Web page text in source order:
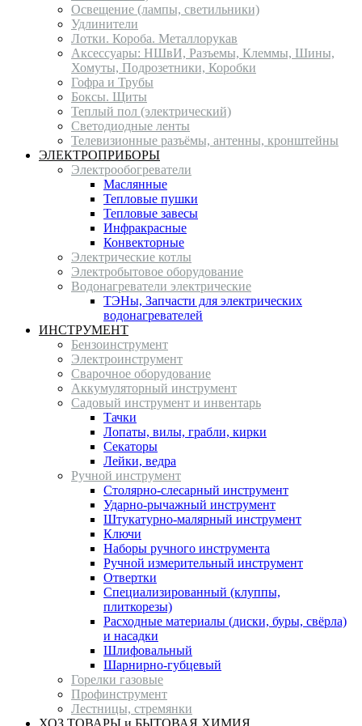
Освещение (лампы, светильники)
Удлинители
Лотки. Короба. Металлорукав
Аксессуары: НШвИ, Разъемы, Клеммы, Шины,
Хомуты, Подрозетники, Коробки
Гофра и Трубы
Боксы. Щиты
Теплый пол (электрический)
Светодиодные ленты
Телевизионные разъёмы, антенны, кронштейны
ЭЛЕКТРОПРИБОРЫ
Электрообогреватели
Маслянные
Тепловые пушки
Тепловые завесы
Инфракрасные
Конвекторные
Электрические котлы
Электробытовое оборудование
Водонагреватели электрические
ТЭНы, Запчасти для электрических
водонагревателей
ИНСТРУМЕНТ
Бензоинструмент
Электроинструмент
Сварочное оборудование
Аккумуляторный инструмент
Садовый инструмент и инвентарь
Тачки
Лопаты, вилы, грабли, кирки
Секаторы
Лейки, ведра
Ручной инструмент
Столярно-слесарный инструмент
Ударно-рычажный инструмент
Штукатурно-малярный инструмент
Ключи
Наборы ручного инструмента
Ручной измерительный инструмент
Отвертки
Специализированный (клуппы,
плиткорезы)
Расходные материалы (диски, буры, свёрла)
и насадки
Шлифовальный
Шарнирно-губцевый
Горелки газовые
Профинструмент
Лестницы, стремянки
ХОЗ ТОВАРЫ и БЫТОВАЯ ХИМИЯ